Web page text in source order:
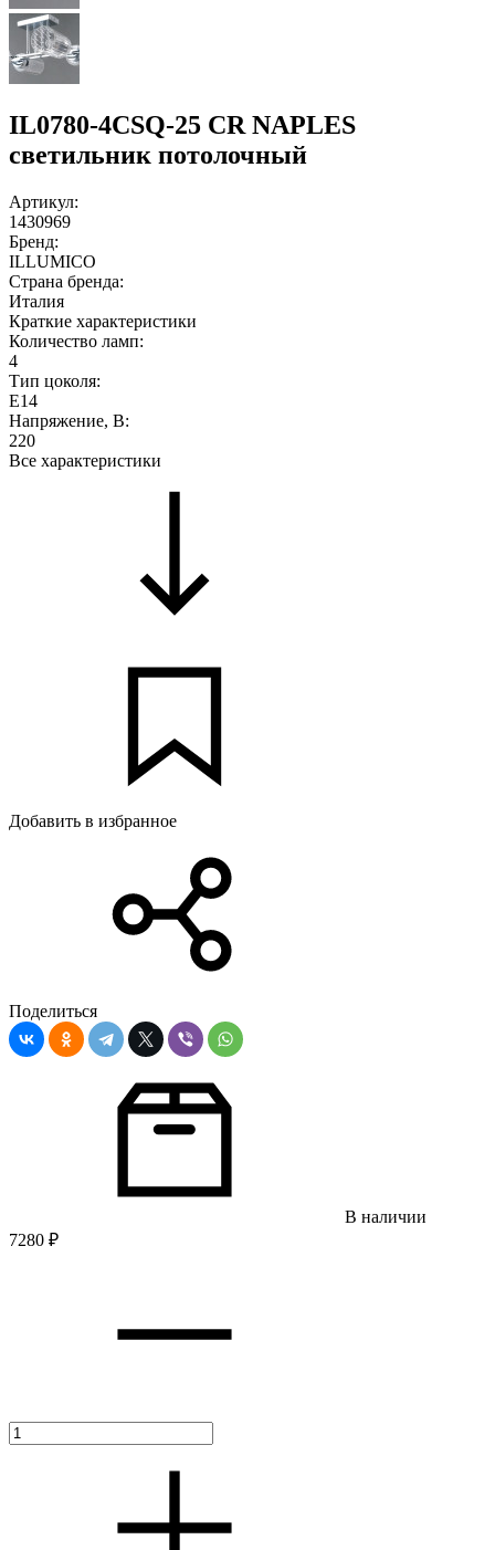
IL0780-4CSQ-25 CR NAPLES
светильник потолочный
Артикул:
1430969
Бренд:
ILLUMICO
Страна бренда:
Италия
Краткие характеристики
Количество ламп:
4
Тип цоколя:
E14
Напряжение, В:
220
Все характеристики
Добавить в избранное
Поделиться
В наличии
7280 ₽